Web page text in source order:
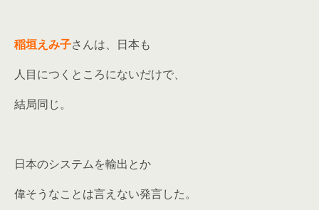
稲垣えみ子さんは、日本も
人目につくところにないだけで、
結局同じ。
日本のシステムを輸出とか
偉そうなことは言えない発言した。